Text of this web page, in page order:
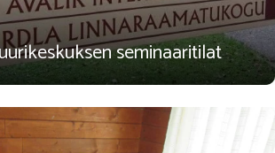
seminaaritilat